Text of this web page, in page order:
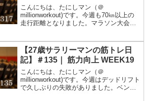
こんにちは、たにしマン（＠
millionworkout)です。今週も70㎞以上の
走行距離となりました。マラソン大会へ
す。筋トレもそうですが、とにかく怪我
をしないことが大切...
【27歳サラリーマンの筋トレ日
記】＃135｜ 筋力向上 WEEK19
こんにちは、たにしマン（＠
millionworkout)です。今週はデッドリフト
で久しぶりの失敗がありました。ベンチ